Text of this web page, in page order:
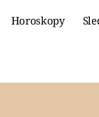
Horoskopy